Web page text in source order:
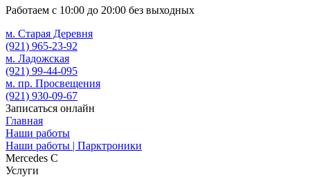
Работаем с 10:00 до 20:00 без выходных
м. Старая Деревня
(921) 965-23-92
м. Ладожская
(921) 99-44-095
м. пр. Просвещения
(921) 930-09-67
Записаться онлайн
Главная
Наши работы
Наши работы | Парктроники
Mercedes C
Услуги